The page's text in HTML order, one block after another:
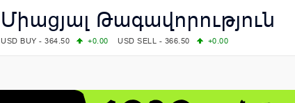
Միացյալ Թագավորություն
USD BUY - 364.50 +0.00 USD SELL - 366.50
+0.00
COMEX: PLATINUM - 1749.90